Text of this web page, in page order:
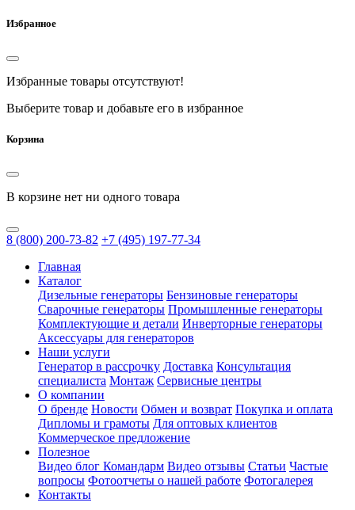
Избранное
Избранные товары отсутствуют!
Выберите товар и добавьте его в избранное
Корзина
В корзине нет ни одного товара
8 (800) 200-73-82 +7 (495) 197-77-34
Главная
Каталог
Дизельные генераторы Бензиновые генераторы
Сварочные генераторы Промышленные генераторы
Комплектующие и детали Инверторные генераторы
Аксессуары для генераторов
Наши услуги
Генератор в рассрочку Доставка Консультация
специалиста Монтаж Сервисные центры
О компании
О бренде Новости Обмен и возврат Покупка и оплата
Дипломы и грамоты Для оптовых клиентов
Коммерческое предложение
Полезное
Видео блог Командарм Видео отзывы Статьи Частые
вопросы Фотоотчеты о нашей работе Фотогалерея
Контакты